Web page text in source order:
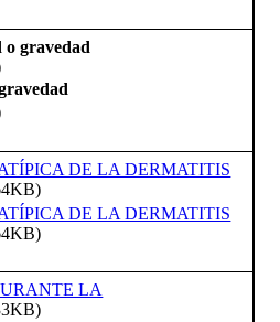
o gravedad
DE LA DERMATITIS
DE LA DERMATITIS
LA